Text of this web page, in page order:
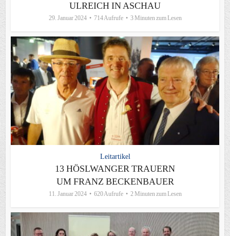
ULREICH IN ASCHAU
29. Januar 2024 714 Aufrufe 3 Minuten zum Lesen
Leitartikel
13 HÖSLWANGER TRAUERN
UM FRANZ BECKENBAUER
11. Januar 2024 620 Aufrufe 2 Minuten zum Lesen